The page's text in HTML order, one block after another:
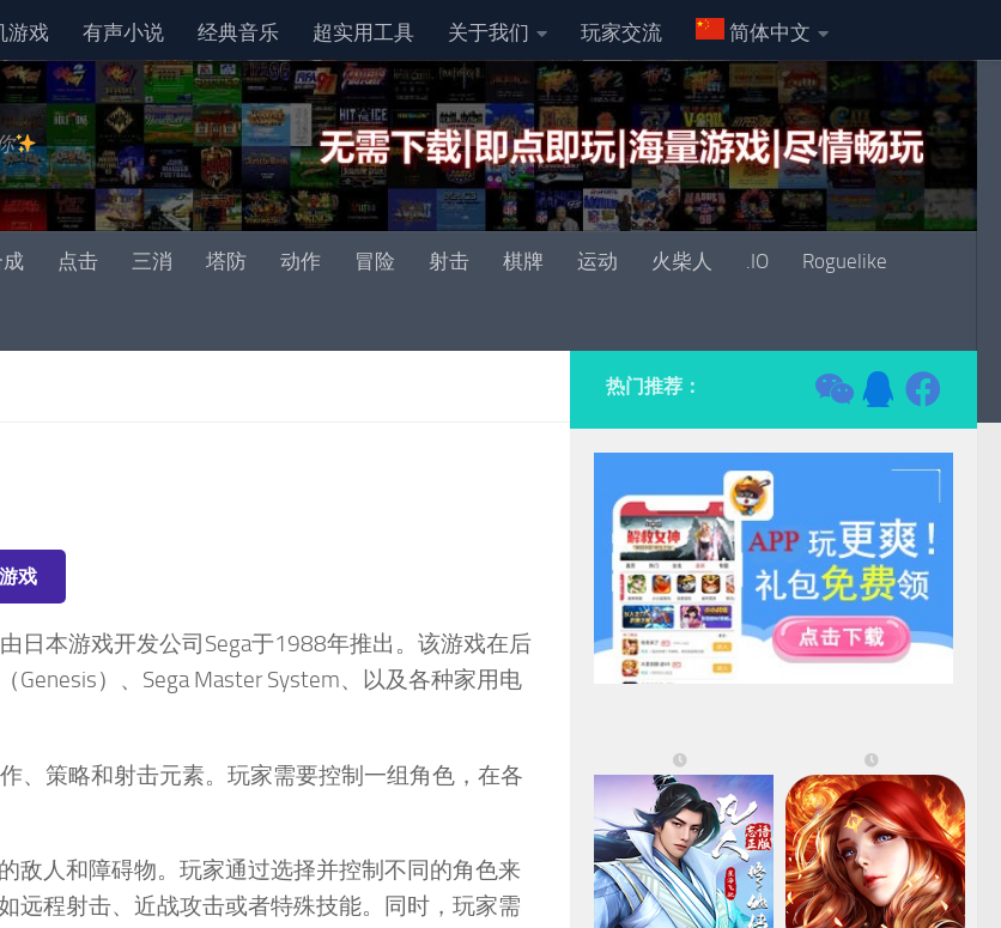
游戏 有声小说 经典音乐 超实用工具 关于我们 玩家交流 简体中文
点击 三消 塔防 动作 冒险 射击 棋牌 运动 火柴人 .IO Roguelike
戏
日本游戏开发公司Sega于1988年推出。该游戏在后
Genesis）、Sega Master System、以及各种家用电
、策略和射击元素。玩家需要控制一组角色，在各
敌人和障碍物。玩家通过选择并控制不同的角色来
远程射击、近战攻击或者特殊技能。同时，玩家需
热门推荐：